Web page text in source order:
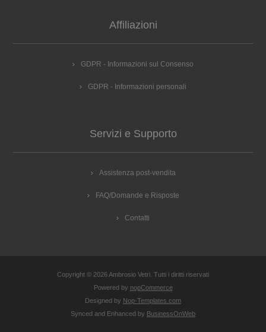
Affiliazioni
GDPR - Informazioni sul Consenso
GDPR - Informazioni personali
Servizi e Supporto
Assistenza post-vendita
FAQ/Domande e Risposte
Contatti
Copyright © 2026 Ambrosio Vetri. Tutti i diritti riservati
Powered by nopCommerce
Designed by Nop-Templates.com
Synced and Enhanced by BusinessOnWeb